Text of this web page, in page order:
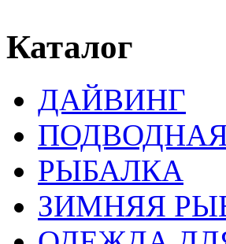
Каталог
ДАЙВИНГ
РЫБАЛКА
ЗИМНЯЯ